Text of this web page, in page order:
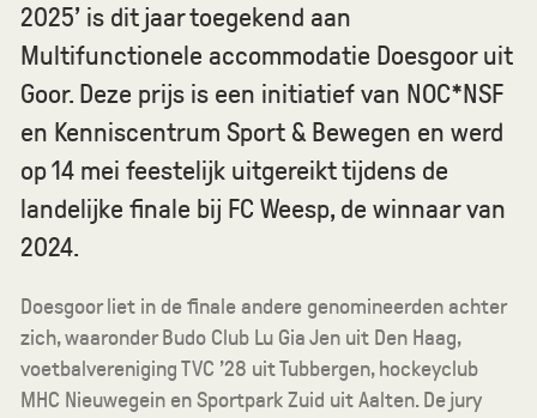
2025’ is dit jaar toegekend aan
Multifunctionele accommodatie Doesgoor uit
Goor. Deze prijs is een initiatief van NOC*NSF
en Kenniscentrum Sport & Bewegen en werd
op 14 mei feestelijk uitgereikt tijdens de
landelijke finale bij FC Weesp, de winnaar van
2024.
Doesgoor liet in de finale andere genomineerden achter
zich, waaronder Budo Club Lu Gia Jen uit Den Haag,
voetbalvereniging TVC ’28 uit Tubbergen, hockeyclub
MHC Nieuwegein en Sportpark Zuid uit Aalten. De jury